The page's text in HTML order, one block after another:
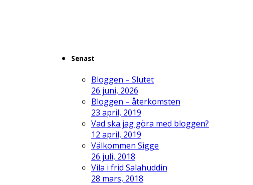
Senast
Bloggen – Slutet
26 juni, 2026
Bloggen – återkomsten
23 april, 2019
Vad ska jag göra med bloggen?
12 april, 2019
Välkommen Sigge
26 juli, 2018
Vila i frid Salahuddin
28 mars, 2018